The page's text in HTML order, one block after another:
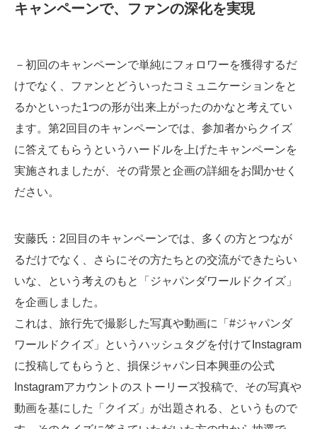
キャンペーンで、ファンの深化を実現
－初回のキャンペーンで単純にフォロワーを獲得するだ
けでなく、ファンとどういったコミュニケーションをと
るかといった1つの形が出来上がったのかなと考えてい
ます。第2回目のキャンペーンでは、参加者からクイズ
に答えてもらうというハードルを上げたキャンペーンを
実施されましたが、その背景と企画の詳細をお聞かせく
ださい。
安藤氏 ：2回目のキャンペーンでは、多くの方とつなが
るだけでなく、さらにその方たちとの交流ができたらい
いな、という考えのもと「ジャパンダワールドクイズ」
を企画しました。
これは、旅行先で撮影した写真や動画に「#ジャパンダ
ワールドクイズ」というハッシュタグを付けてInstagram
に投稿してもらうと、損保ジャパン日本興亜の公式
Instagramアカウントのストーリーズ投稿で、その写真や
動画を基にした「クイズ」が出題される、というもので